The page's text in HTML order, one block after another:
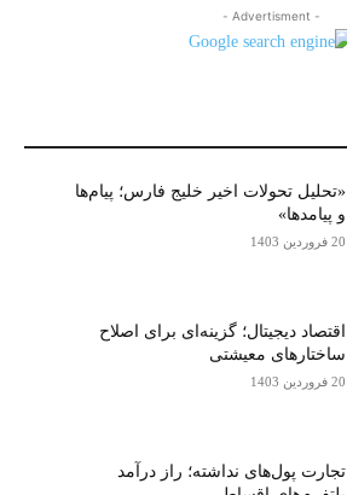
- Advertisment -
«تحلیل تحولات اخیر خلیج فارس؛ پیام‌ها
و پیامدها»
20 فروردین 1403
اقتصاد دیجیتال؛ گزینه‌ای برای اصلاح
ساختارهای معیشتی
20 فروردین 1403
تجارت پول‌های نداشته؛ راز درآمد